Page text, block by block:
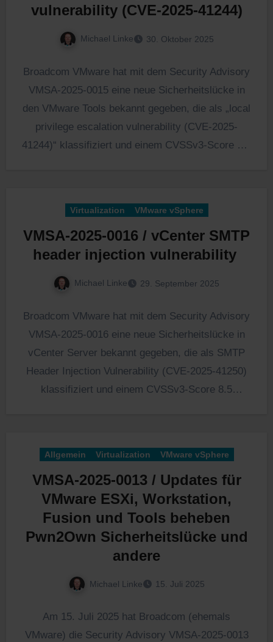
vulnerability (CVE-2025-41244)
Michael Linke 30. Oktober 2025
Broadcom VMware hat mit dem Security Advisory
VMSA-2025-0015 eine neue Sicherheitslücke in
den VMware Tools bekannt gegeben, die als „local
privilege escalation vulnerability (CVE-2025-
41244)“ klassifiziert und einem CVSSv3-Score 7.8
Virtualization VMware vSphere
VMSA-2025-0016 / vCenter SMTP
header injection vulnerability
Michael Linke 29. September 2025
Broadcom VMware hat mit dem Security Advisory
VMSA-2025-0016 eine neue Sicherheitslücke in
vCenter Server bekannt gegeben, die als SMTP
Header Injection Vulnerability (CVE-2025-41250)
klassifiziert und einem CVSSv3-Score 8.5
Allgemein Virtualization VMware vSphere
VMSA-2025-0013 / Updates für
VMware ESXi, Workstation,
Fusion und Tools beheben
Pwn2Own Sicherheitslücke und
andere
Michael Linke 15. Juli 2025
Am 15. Juli 2025 hat Broadcom (ehemals
VMware) die Security Advisory VMSA-2025-0013